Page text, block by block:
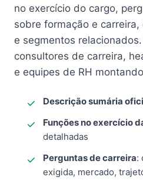
no exercício do cargo,
sobre formação e
e segmentos
consultores de carreira,
e equipes de RH
Descrição sumária
Funções no exercício
detalhadas
Perguntas de carreira:
exigida, mercado,